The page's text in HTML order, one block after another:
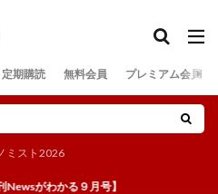
期購読 無料会員 プレミアム会員
ミスト2026
わかる９月号】
検索